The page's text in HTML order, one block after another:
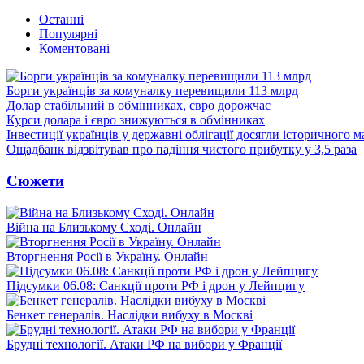
Останні
Популярні
Коментовані
Борги українців за комуналку перевищили 113 млрд
Долар стабільний в обмінниках, євро дорожчає
Курси долара і євро знижуються в обмінниках
Інвестиції українців у державні облігації досягли історичного
Ощадбанк відзвітував про падіння чистого прибутку у 3,5 раза
Сюжети
Війна на Близькому Сході. Онлайн
Вторгнення Росії в Україну. Онлайн
Підсумки 06.08: Санкції проти РФ і дрон у Лейпцигу
Бенкет генералів. Наслідки вибуху в Москві
Брудні технології. Атаки РФ на вибори у Франції